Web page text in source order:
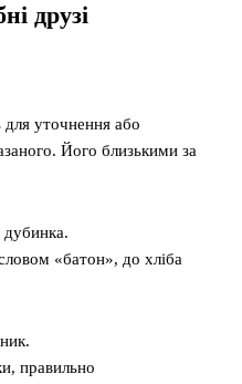
друзі
уточнення або
Його близькими за
дубинка.
«батон», до хліба
правильно